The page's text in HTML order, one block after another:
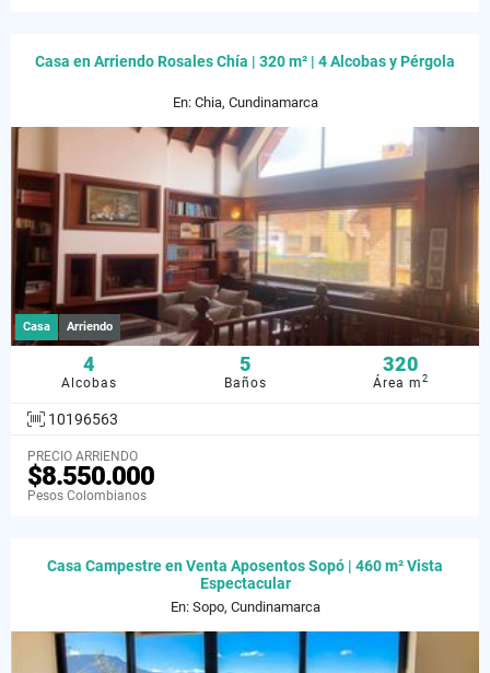
Casa en Arriendo Rosales Chía | 320 m² | 4 Alcobas y Pérgola
En: Chia, Cundinamarca
Casa Arriendo
4
Alcobas
5
Baños
320
Área m2
10196563
PRECIO ARRIENDO
$8.550.000
Pesos Colombianos
Casa Campestre en Venta Aposentos Sopó | 460 m² Vista
Espectacular
En: Sopo, Cundinamarca